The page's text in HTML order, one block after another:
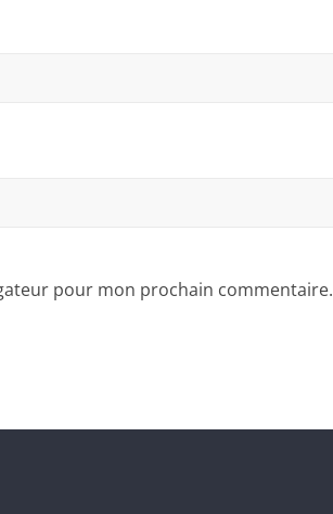
pour mon prochain commentaire.